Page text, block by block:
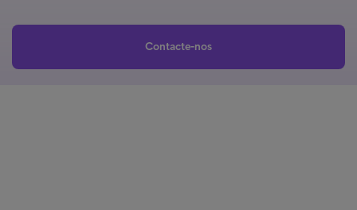
Contacte-nos